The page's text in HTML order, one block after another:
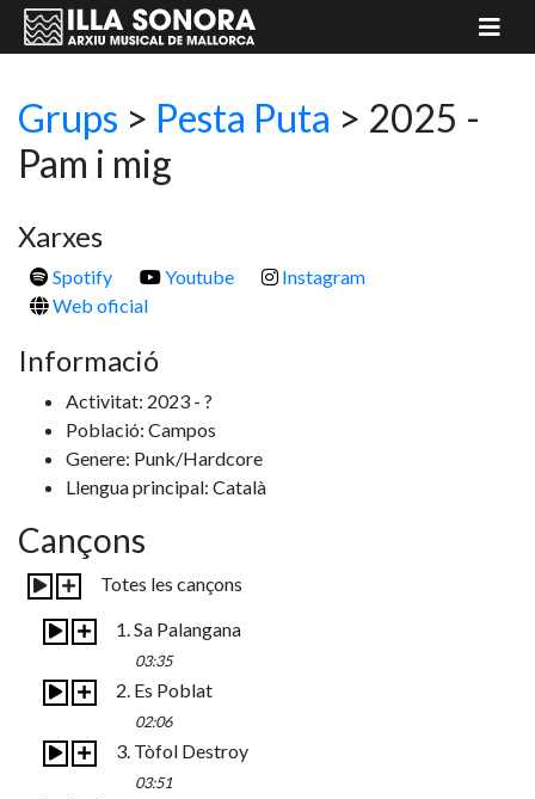
Grups > Pesta Puta > 2025 -
Pam i mig
Xarxes
Spotify Youtube
Instagram
Web oficial
Informació
Activitat: 2023 - ?
Població: Campos
Genere: Punk/Hardcore
Llengua principal: Català
Cançons
Totes les cançons
1. Sa Palangana
03:35
2. Es Poblat
02:06
3. Tòfol Destroy
03:51